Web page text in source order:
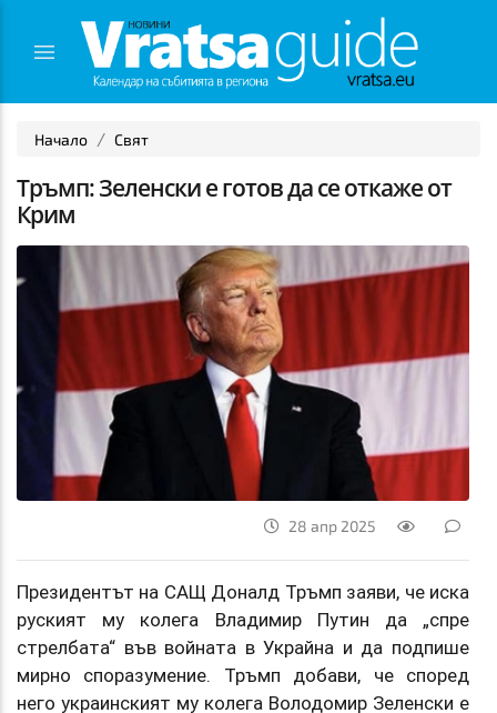
Начало Свят
Тръмп: Зеленски е готов да се откаже от
Крим
28 апр 2025
Президентът на САЩ Доналд Тръмп заяви, че иска
руският му колега Владимир Путин да „спре
стрелбата“ във войната в Украйна и да подпише
мирно споразумение. Тръмп добави, че според
него украинският му колега Володомир Зеленски е